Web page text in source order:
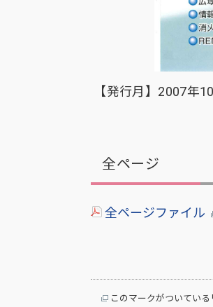
【発行月】2007年
全ページ
全ページファイル
このマークがついてい